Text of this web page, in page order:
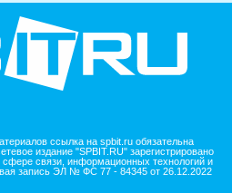
ссылка на spbit.ru обязательна
издание "SPBIT.RU" зарегистрировано
связи, информационных технологий и
запись ЭЛ № ФС 77 - 84345 от 26.12.2022